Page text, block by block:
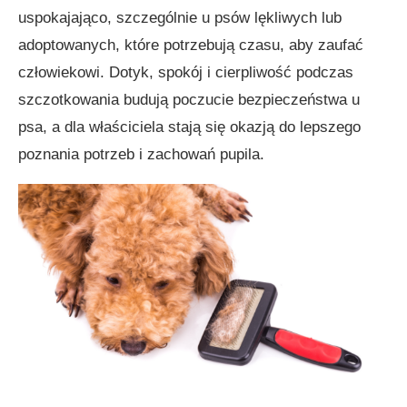
uspokajająco, szczególnie u psów lękliwych lub
adoptowanych, które potrzebują czasu, aby zaufać
człowiekowi. Dotyk, spokój i cierpliwość podczas
szczotkowania budują poczucie bezpieczeństwa u
psa, a dla właściciela stają się okazją do lepszego
poznania potrzeb i zachowań pupila.